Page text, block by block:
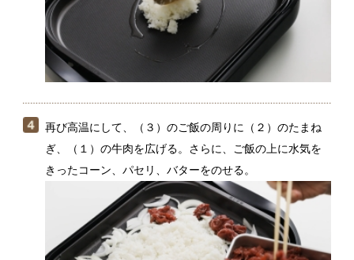
ぎ、（１）の牛肉を広げる。さらに、ご飯の上に水気を
きったコーン、パセリ、バターをのせる。
先に牛肉とたまねぎだけを炒め合わせ、肉の色が変わっ
たら好みの量の黒こしょう（分量外）をふる。